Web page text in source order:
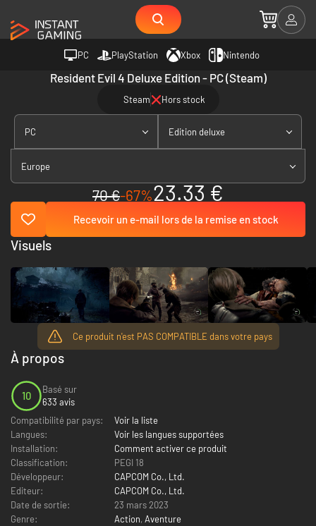
PC PlayStation Xbox Nintendo
Resident Evil 4 Deluxe Edition - PC (Steam)
Steam Hors stock
PC Edition deluxe
Europe
70 €-67%23.33 €
Recevoir un e-mail lors de la remise en stock
Ce produit n'est PAS COMPATIBLE dans votre pays
À propos
10
Basé sur
633 avis
Compatibilité par pays:
Voir la liste
Langues:
Voir les langues supportées
Installation:
Comment activer ce produit
Classification:
PEGI 18
Développeur:
CAPCOM Co., Ltd.
Editeur:
CAPCOM Co., Ltd.
Date de sortie:
23 mars 2023
Genre:
Action, Aventure
Visuels